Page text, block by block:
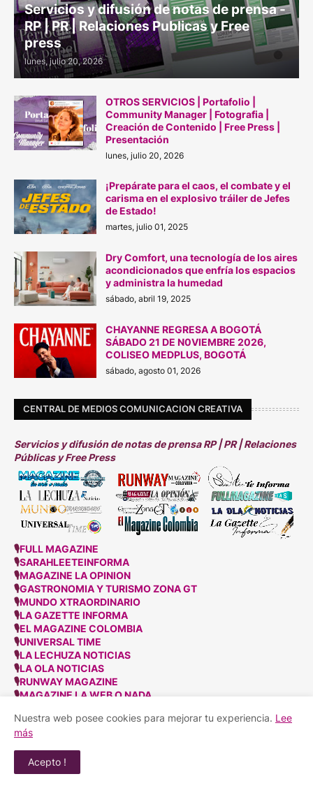
Servicios y difusión de notas de prensa -
RP | PR | Relaciones Publicas y Free
press
lunes, julio 20, 2026
OTROS SERVICIOS | Portafolio |
Community Manager | Fotografia |
Creación de Contenido | Free Press |
Presentación
lunes, julio 20, 2026
¡Prepárate para el caos, el combate y el
carisma en el explosivo tráiler de Jefes
de Estado!
martes, julio 01, 2025
Dry Comfort, una tecnología de los aires
acondicionados que enfría los espacios
y administra la humedad
sábado, abril 19, 2025
CHAYANNE REGRESA A BOGOTÁ
SÁBADO 21 DE N0VIEMBRE 2026,
COLISEO MEDPLUS, BOGOTÁ
sábado, agosto 01, 2026
CENTRAL DE MEDIOS COMUNICACION CREATIVA
Servicios y difusión de notas de prensa RP | PR | Relaciones
Públicas y Free Press
🎙FULL MAGAZINE
🎙SARAHLEETEINFORMA
🎙MAGAZINE LA OPINION
🎙GASTRONOMIA Y TURISMO ZONA GT
🎙MUNDO XTRAORDINARIO
🎙LA GAZETTE INFORMA
🎙EL MAGAZINE COLOMBIA
🎙UNIVERSAL TIME
🎙LA LECHUZA NOTICIAS
🎙LA OLA NOTICIAS
🎙RUNWAY MAGAZINE
🎙MAGAZINE LA WEB O NADA
Nuestra web posee cookies para mejorar tu experiencia. Lee
más
Acepto !